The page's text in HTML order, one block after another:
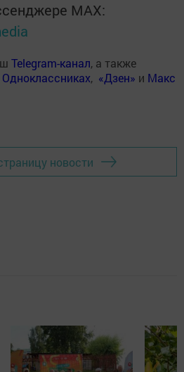
MАХ:
Telegram-канал, а также
Одноклассниках, «Дзен» и Макс
новости